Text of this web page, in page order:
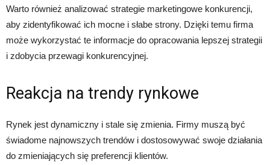
Warto również analizować strategie marketingowe konkurencji,
aby zidentyfikować ich mocne i słabe strony. Dzięki temu firma
może wykorzystać te informacje do opracowania lepszej strategii
i zdobycia przewagi konkurencyjnej.
Reakcja na trendy rynkowe
Rynek jest dynamiczny i stale się zmienia. Firmy muszą być
świadome najnowszych trendów i dostosowywać swoje działania
do zmieniających się preferencji klientów.